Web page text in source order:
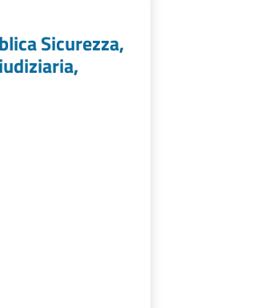
Sicurezza,